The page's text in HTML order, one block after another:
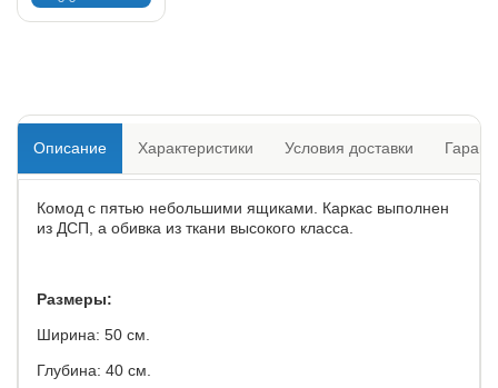
Описание Характеристики Условия доставки
Комод с пятью небольшими ящиками. Каркас выполнен
из ДСП, а обивка из ткани высокого класса.
Размеры:
Ширина: 50 см.
Глубина: 40 см.